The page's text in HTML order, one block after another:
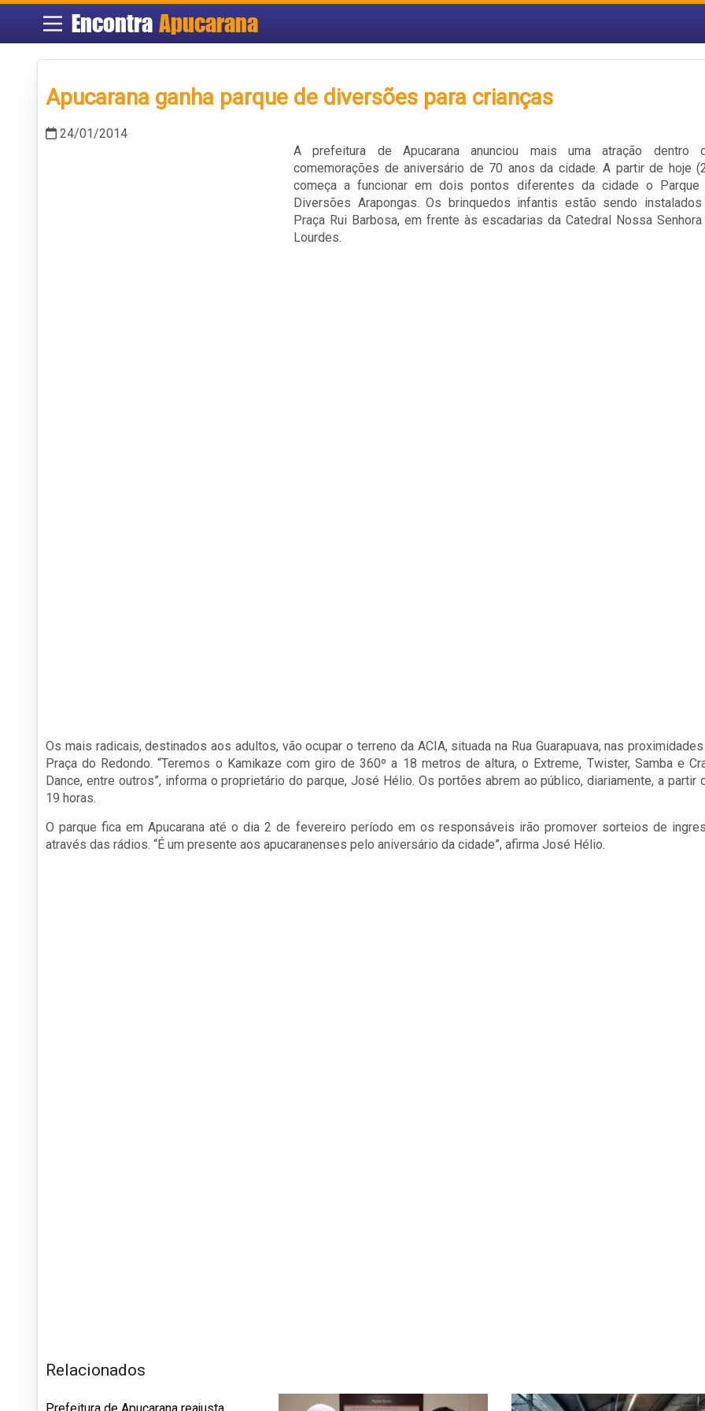
Encontra Apucarana
Apucarana ganha parque de diversões para crianças
24/01/2014
A prefeitura de Apucarana anunciou mais uma atração dentro
comemorações de aniversário de 70 anos da cidade. A partir de hoje
começa a funcionar em dois pontos diferentes da cidade o Parque
Diversões Arapongas. Os brinquedos infantis estão sendo instalados
Praça Rui Barbosa, em frente às escadarias da Catedral Nossa
Lourdes.
Os mais radicais, destinados aos adultos, vão ocupar o terreno da ACIA, situada na Rua Guarapuava, nas
Praça do Redondo. “Teremos o Kamikaze com giro de 360º a 18 metros de altura, o Extreme, Twister, Samba e
Dance, entre outros”, informa o proprietário do parque, José Hélio. Os portões abrem ao público, diariamente, a partir
19 horas.
O parque fica em Apucarana até o dia 2 de fevereiro período em os responsáveis irão promover sorteios de
através das rádios. “É um presente aos apucaranenses pelo aniversário da cidade”, afirma José Hélio.
Relacionados